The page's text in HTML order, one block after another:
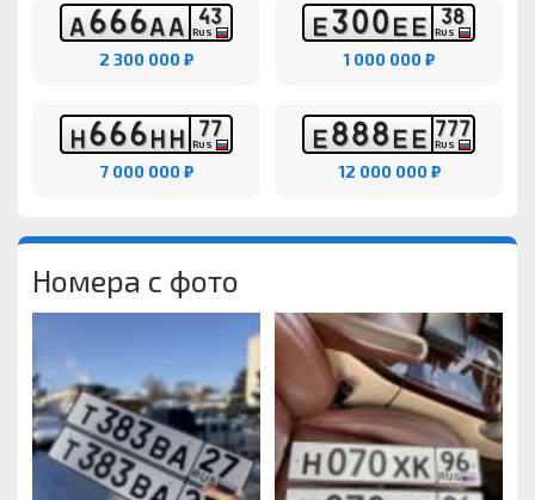
А666АА 43
RUS
2 300 000 ₽
Е300ЕЕ 38
RUS
1 000 000 ₽
Н666НН 77
RUS
7 000 000 ₽
Е888ЕЕ 777
RUS
12 000 000 ₽
Номера с фото